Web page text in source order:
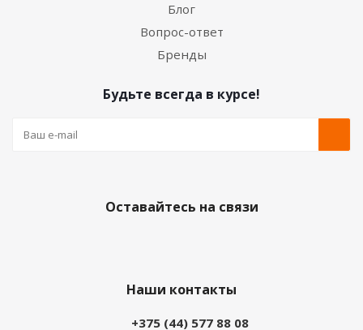
Блог
Вопрос-ответ
Бренды
Будьте всегда в курсе!
Оставайтесь на связи
Наши контакты
+375 (44) 577 88 08